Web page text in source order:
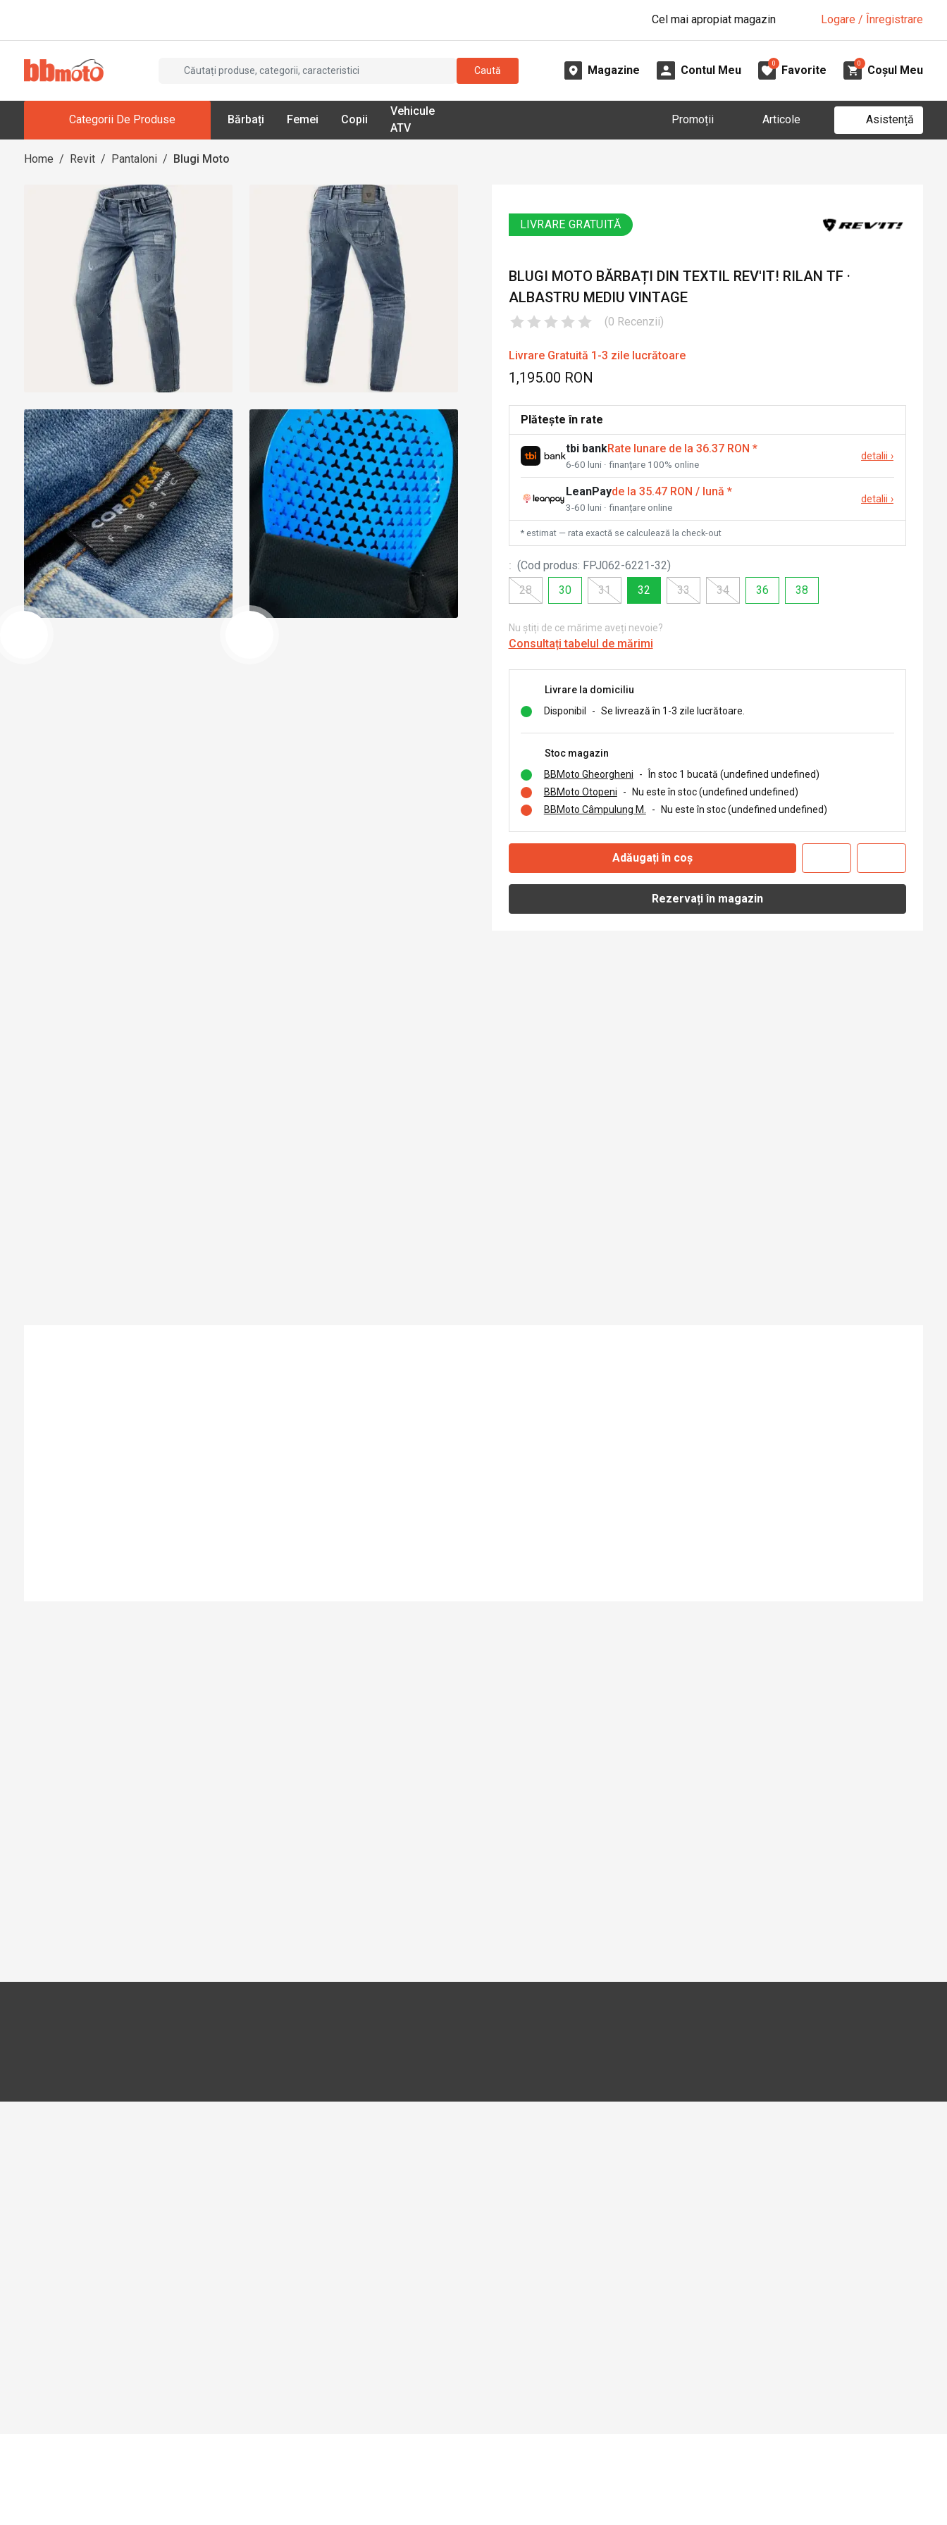
Cel mai apropiat magazin Logare / Înregistrare
Caută Magazine Contul Meu
0
Favorite
0
Coșul Meu
Categorii De Produse Bărbați Femei Copii
Vehicule
ATV
Promoții Articole Asistență
Home / Revit / Pantaloni / Blugi Moto
LIVRARE GRATUITĂ
BLUGI MOTO BĂRBAȚI DIN TEXTIL REV'IT! RILAN TF ·
ALBASTRU MEDIU VINTAGE
(0 Recenzii)
Livrare Gratuită 1-3 zile lucrătoare
1,195.00 RON
Plătește în rate
tbi bankRate lunare de la 36.37 RON *
6-60 luni · finanțare 100% online
detalii ›
LeanPayde la 35.47 RON / lună *
3-60 luni · finanțare online
detalii ›
* estimat — rata exactă se calculează la check-out
: (Cod produs: FPJ062-6221-32)
28
30 31 32 33 34 36 38
Nu știți de ce mărime aveți nevoie?
Consultați tabelul de mărimi
Livrare la domiciliu
Disponibil
- Se livrează în 1-3 zile lucrătoare.
Stoc magazin
BBMoto Gheorgheni
-
În stoc 1 bucată (undefined undefined)
BBMoto Otopeni
-
Nu este în stoc (undefined undefined)
BBMoto Câmpulung M.
- Nu este în stoc (undefined undefined)
Adăugați în coș
Rezervați în magazin